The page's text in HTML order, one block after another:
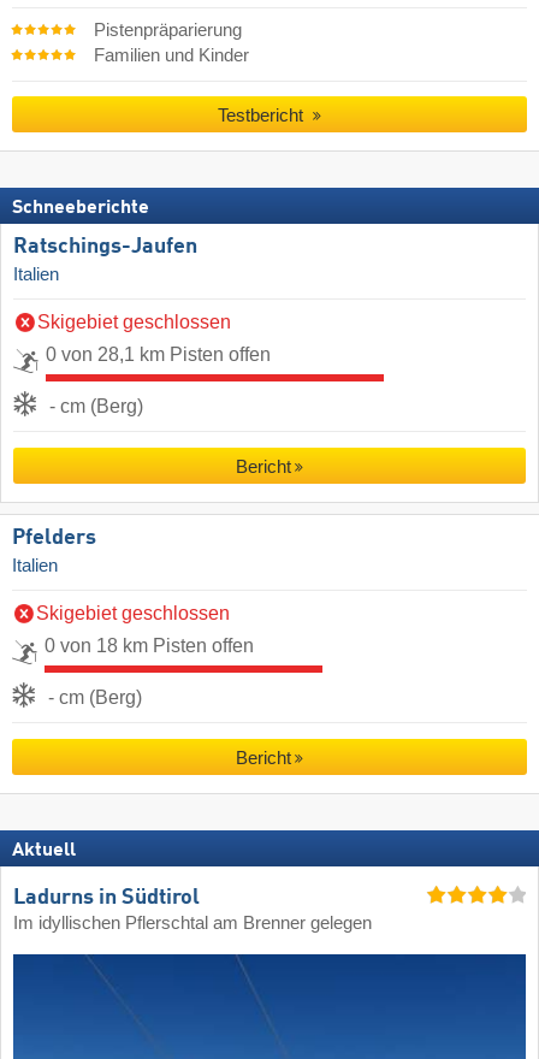
Pistenpräparierung
Familien und Kinder
Testbericht
Schneeberichte
Ratschings-Jaufen
Italien
Skigebiet geschlossen
0 von 28,1 km Pisten offen
- cm (Berg)
Bericht
Pfelders
Italien
Skigebiet geschlossen
0 von 18 km Pisten offen
- cm (Berg)
Bericht
Aktuell
Ladurns in Südtirol
Im idyllischen Pflerschtal am Brenner gelegen